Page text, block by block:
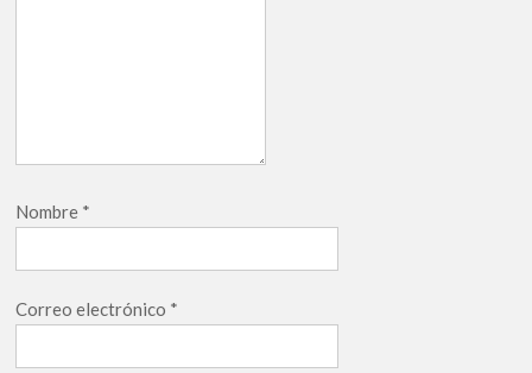
Nombre *
Correo electrónico *